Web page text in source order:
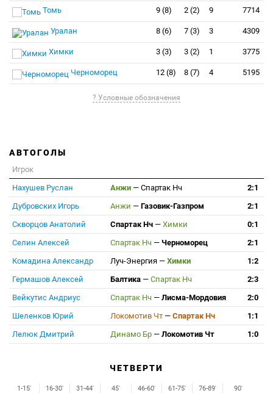
Томь 9 (8) 2 (2) 9 7714
Уралан 8 (6) 7 (3) 3 4309
Химки 3 (3) 3 (2) 1 3775
Черноморец 12 (8) 8 (7) 4 5195
? Условные обозначения
АВТОГОЛЫ
Игрок
Нахушев Руслан
Анжи — Спартак Нч
2:1
Дубровских Игорь
Анжи — Газовик-Газпром
2:1
Скворцов Анатолий
Спартак Нч — Химки
0:1
Селин Алексей
Спартак Нч — Черноморец
2:1
Комадина Александр
Луч-Энергия — Химки
1:2
Гермашов Алексей
Балтика — Спартак Нч
2:3
Вейкутис Андриус
Спартак Нч — Лисма-Мордовия
2:0
Шеленков Юрий
Локомотив Чт — Спартак Нч
1:1
Лелюк Дмитрий
Динамо Бр — Локомотив Чт 1:0
ЧЕТВЕРТИ
1-15' 16-30' 31-44' 45' 46-60' 61-75' 76-89' 90'